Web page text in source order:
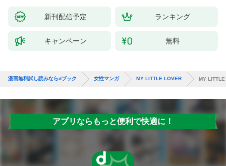
新刊配信予定 ランキング
キャンペーン 無料
漫画無料試し読みならdブック 女性マンガ MY LITTLE LOVER MY
アプリならもっと便利で快適に！